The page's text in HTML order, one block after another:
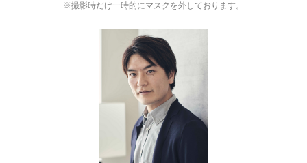
※撮影時だけ一時的にマスクを外しております。